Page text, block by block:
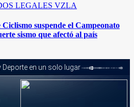
LEGALES VZLA
suspende el Campeonato
sismo que afectó al país